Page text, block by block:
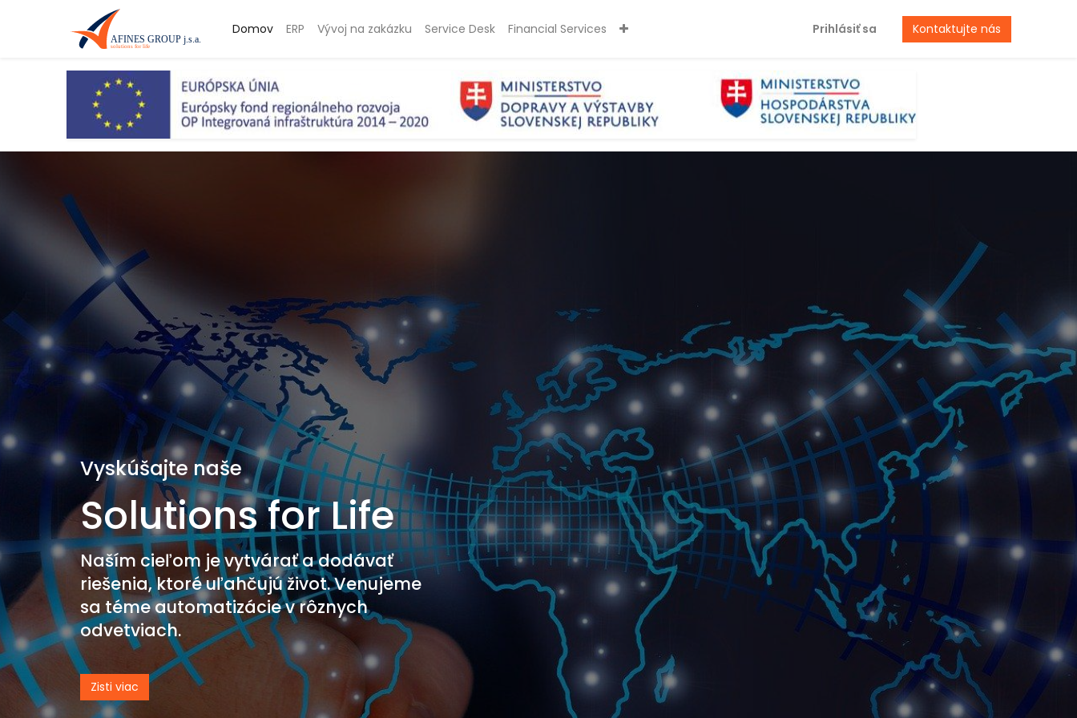
Domov ERP Vývoj na zakázku Service Desk Financial Services Prihlásiť sa Kontaktujte nás
Vyskúšajte naše
Solutions for Life
Naším cieľom je vytvárať a dodávať
riešenia, ktoré uľahčujú život. Venujeme
sa téme automatizácie v rôznych
odvetviach.
Zisti viac